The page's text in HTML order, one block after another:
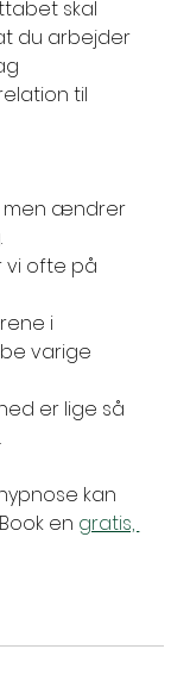
skal
du arbejder
til
men ændrer
vi ofte på
i
varige
er lige så
kan
en gratis,